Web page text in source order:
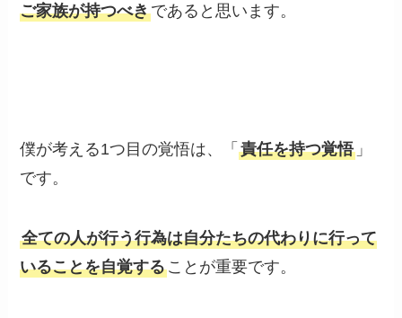
ご家族が持つべきであると思います。
僕が考える1つ目の覚悟は、「責任を持つ覚悟 」
です。
全ての人が行う行為は自分たちの代わりに行って
いることを自覚することが重要です。